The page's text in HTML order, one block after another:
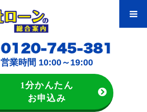
営業時間 10:00～19:00
1分かんたん
お申込み